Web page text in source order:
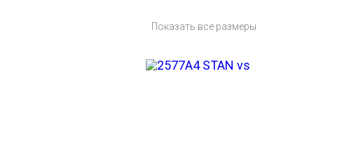
Показать все размеры